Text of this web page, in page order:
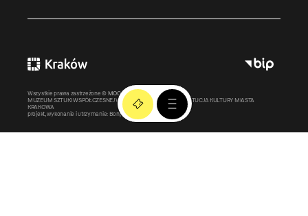
Wszystkie prawa zastrzeżone © MOCAK2011-2026
MUZEUM SZTUKI WSPÓŁCZESNEJ W KRAKOWIE MOCAK – INSTYTUCJA KULTURY MIASTA
KRAKOWA
projekt, wykonanie i utrzymanie: Bonjour.pl